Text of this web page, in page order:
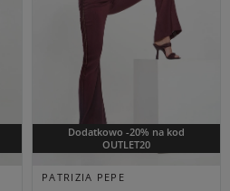
Dodatkowo -20% na kod
OUTLET20
PATRIZIA PEPE